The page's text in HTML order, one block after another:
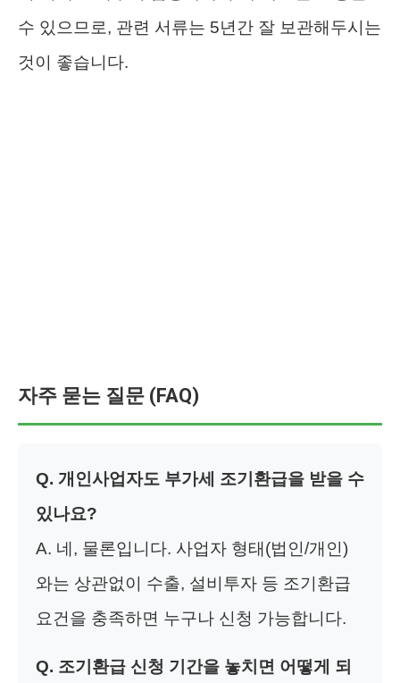
수 있으므로, 관련 서류는 5년간 잘 보관해두시는
것이 좋습니다.
자주 묻는 질문 (FAQ)
Q. 개인사업자도 부가세 조기환급을 받을 수
있나요?
A. 네, 물론입니다. 사업자 형태(법인/개인)
와는 상관없이 수출, 설비투자 등 조기환급
요건을 충족하면 누구나 신청 가능합니다.
Q. 조기환급 신청 기간을 놓치면 어떻게 되